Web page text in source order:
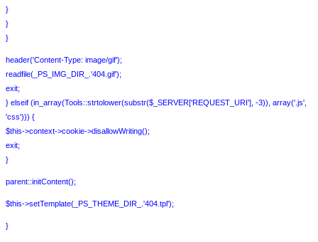
}
}
}
header('Content-Type: image/gif');
readfile(_PS_IMG_DIR_.'404.gif');
exit;
} elseif (in_array(Tools::strtolower(substr($_SERVER['REQUEST_URI'], -3)), array('.js',
'css'))) {
$this->context->cookie->disallowWriting();
exit;
}
parent::initContent();
$this->setTemplate(_PS_THEME_DIR_.'404.tpl');
}